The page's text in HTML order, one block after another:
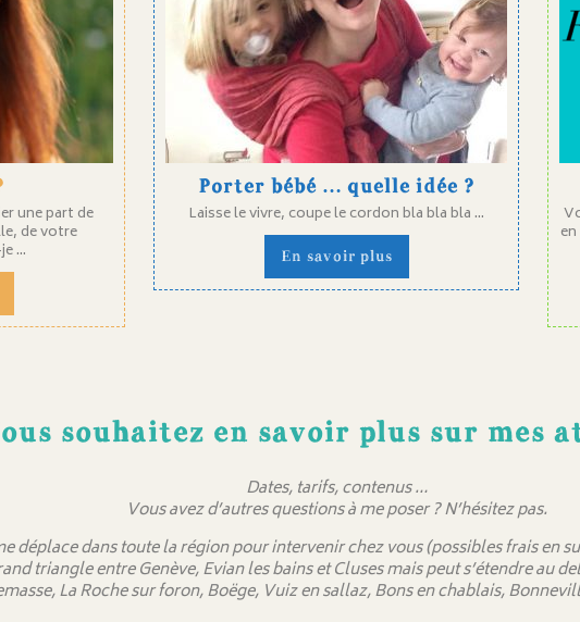
une part de
de votre
...
Porter bébé … quelle idée ?
Laisse le vivre, coupe le cordon bla bla bla ...
En savoir plus
souhaitez en savoir plus sur mes
Dates, tarifs, contenus …
Vous avez d’autres questions à me poser ? N’hésitez pas.
déplace dans toute la région pour intervenir chez vous (possibles frais en
triangle entre Genève, Evian les bains et Cluses mais peut s’étendre au
La Roche sur foron, Boëge, Vuiz en sallaz, Bons en chablais,